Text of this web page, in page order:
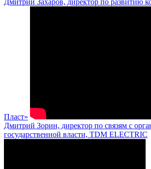
Дмитрий Захаров, директор по развитию
Пласт»
Дмитрий Зорин, директор по связям с
государственной власти, TDM ELECTRIC